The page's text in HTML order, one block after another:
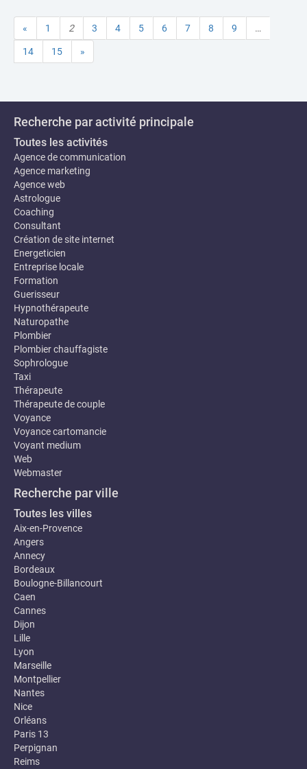
« 1 2 3 4 5 6 7 8 9 …
14 15 »
Recherche par activité principale
Toutes les activités
Agence de communication
Agence marketing
Agence web
Astrologue
Coaching
Consultant
Création de site internet
Energeticien
Entreprise locale
Formation
Guerisseur
Hypnothérapeute
Naturopathe
Plombier
Plombier chauffagiste
Sophrologue
Taxi
Thérapeute
Thérapeute de couple
Voyance
Voyance cartomancie
Voyant medium
Web
Webmaster
Recherche par ville
Toutes les villes
Aix-en-Provence
Angers
Annecy
Bordeaux
Boulogne-Billancourt
Caen
Cannes
Dijon
Lille
Lyon
Marseille
Montpellier
Nantes
Nice
Orléans
Paris 13
Perpignan
Reims